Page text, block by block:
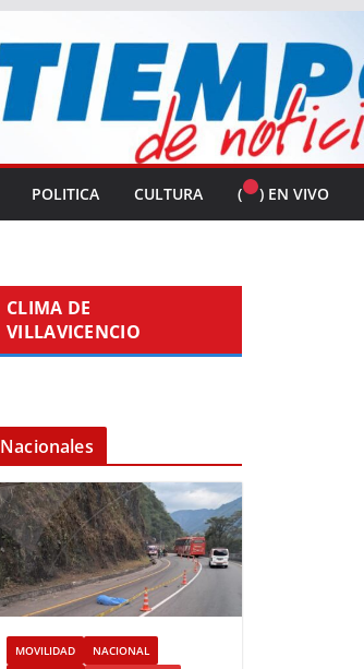
POLITICA CULTURA ( ) EN VIVO
CLIMA DE
VILLAVICENCIO
Nacionales
MOVILIDAD
NACIONAL